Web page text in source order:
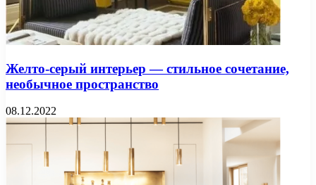
Желто-серый интерьер — стильное сочетание,
необычное пространство
08.12.2022